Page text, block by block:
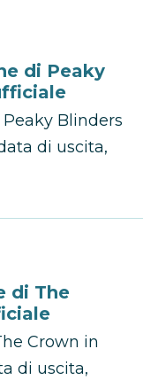
di Peaky
Blinders
di uscita,
di The
Crown in
di uscita,